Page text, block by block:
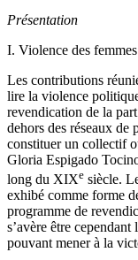
Présentation
I. Violence des
Les contributions
lire la violence
revendication de la
dehors des réseaux de
constituer un collectif
Gloria Espigado
long du XIXe siècle.
exhibé comme forme
programme de
s’avère être
pouvant mener à la